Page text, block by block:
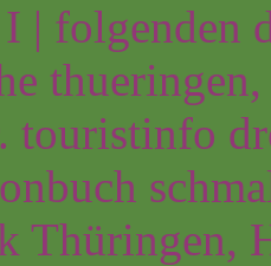
| folgenden
touristinfo
Thüringen,